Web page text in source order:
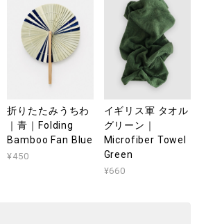
折りたたみうちわ
｜青｜Folding
Bamboo Fan Blue
¥450
イギリス軍 タオル
グリーン｜
Microfiber Towel
Green
¥660